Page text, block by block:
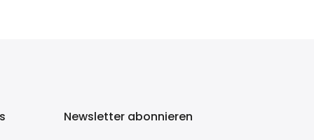
Newsletter abonnieren